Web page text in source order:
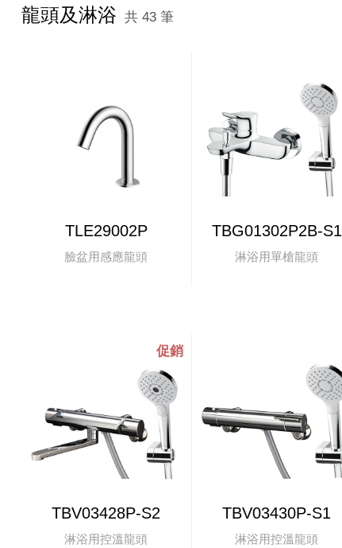
龍頭及淋浴 共 43 筆
TLE29002P
臉盆用感應龍頭
TBG01302P2B-S1
淋浴用單槍龍頭
TBV03428P-S2
淋浴用控溫龍頭
TBV03430P-S1
淋浴用控溫龍頭